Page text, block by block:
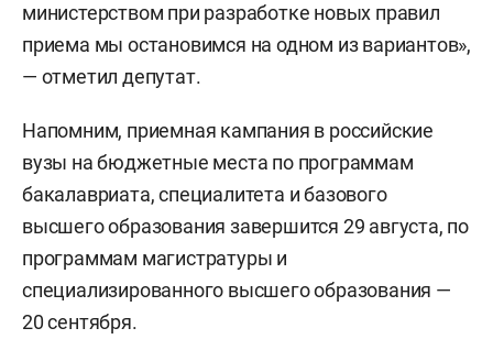
министерством при разработке новых правил
приема мы остановимся на одном из вариантов»,
— отметил депутат.
Напомним, приемная кампания в российские
вузы на бюджетные места по программам
бакалавриата, специалитета и базового
высшего образования завершится 29 августа, по
программам магистратуры и
специализированного высшего образования —
20 сентября.